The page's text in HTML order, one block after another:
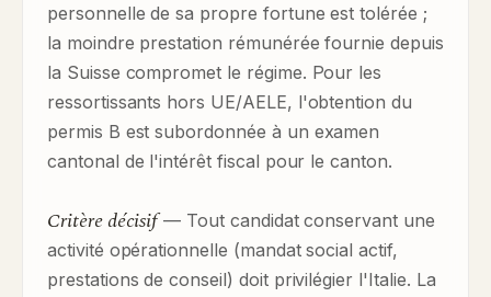
personnelle de sa propre fortune est tolérée ;
la moindre prestation rémunérée fournie depuis
la Suisse compromet le régime. Pour les
ressortissants hors UE/AELE, l'obtention du
permis B est subordonnée à un examen
cantonal de l'intérêt fiscal pour le canton.
Critère décisif— Tout candidat conservant une
activité opérationnelle (mandat social actif,
prestations de conseil) doit privilégier l'Italie. La